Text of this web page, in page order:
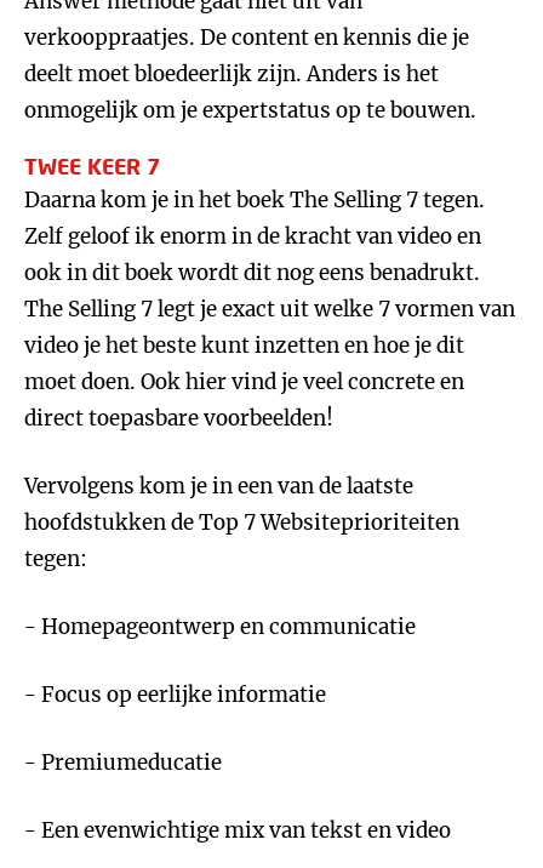
verkooppraatjes. De content en kennis die je
deelt moet bloedeerlijk zijn. Anders is het
onmogelijk om je expertstatus op te bouwen.
TWEE KEER 7
Daarna kom je in het boek The Selling 7 tegen.
Zelf geloof ik enorm in de kracht van video en
ook in dit boek wordt dit nog eens benadrukt.
The Selling 7 legt je exact uit welke 7 vormen van
video je het beste kunt inzetten en hoe je dit
moet doen. Ook hier vind je veel concrete en
direct toepasbare voorbeelden!
Vervolgens kom je in een van de laatste
hoofdstukken de Top 7 Websiteprioriteiten
tegen:
- Homepageontwerp en communicatie
- Focus op eerlijke informatie
- Premiumeducatie
- Een evenwichtige mix van tekst en video